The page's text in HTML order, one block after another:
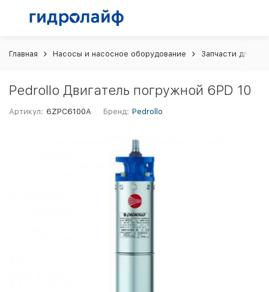
Главная Насосы и насосное оборудование Запчасти для
Pedrollo Двигатель погружной 6PD 10
Артикул: 6ZPC6100A Бренд: Pedrollo